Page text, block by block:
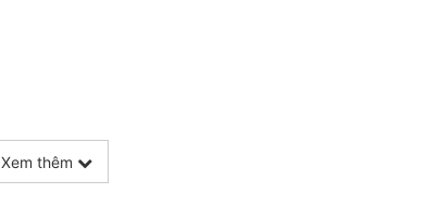
Xem thêm